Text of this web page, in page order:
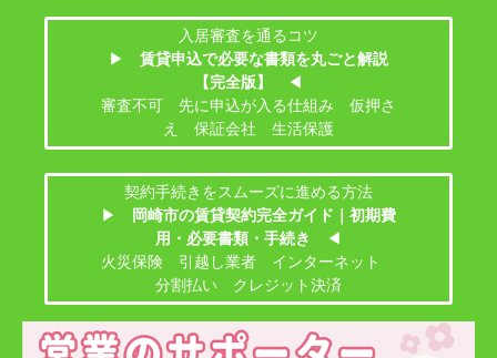
入居審査を通るコツ
▶
賃貸申込で必要な書類を丸ごと解説
【完全版】
◀
審査不可 先に申込が入る仕組み 仮押さ
え 保証会社 生活保護
契約手続きをスムーズに進める方法
▶
岡崎市の賃貸契約完全ガイド｜初期費
用・必要書類・手続き
◀
火災保険 引越し業者 インターネット
分割払い クレジット決済